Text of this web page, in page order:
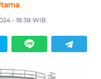
- 18:38 WIB